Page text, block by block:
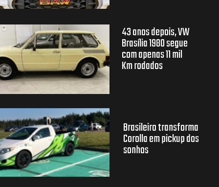
43 anos depois, VW
Brasília 1980 segue
com apenas 11 mil
Km rodados
Brasileiro transforma
Corolla em pickup dos
sonhos